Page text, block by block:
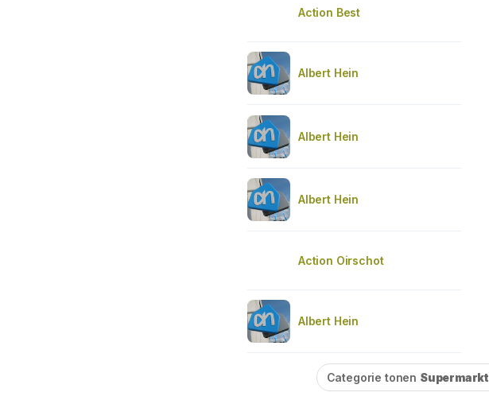
Action Best
Albert Hein
Albert Hein
Albert Hein
Action Oirschot
Albert Hein
Categorie tonen